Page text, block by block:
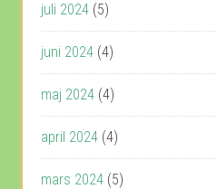
juli 2024 (5)
juni 2024 (4)
maj 2024 (4)
april 2024 (4)
mars 2024 (5)